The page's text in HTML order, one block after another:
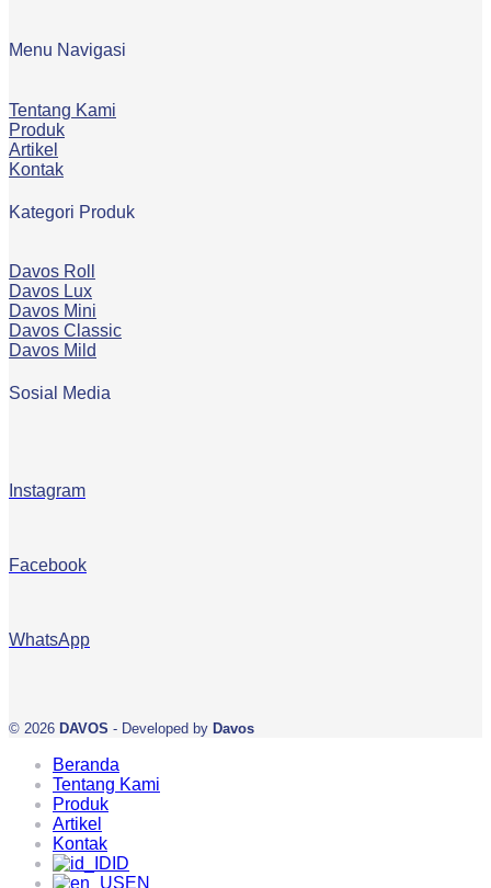
Menu Navigasi
Tentang Kami
Produk
Artikel
Kontak
Kategori Produk
Davos Roll
Davos Lux
Davos Mini
Davos Classic
Davos Mild
Sosial Media
Instagram
Facebook
WhatsApp
© 2026 DAVOS - Developed by Davos
Beranda
Tentang Kami
Produk
Artikel
Kontak
ID
EN